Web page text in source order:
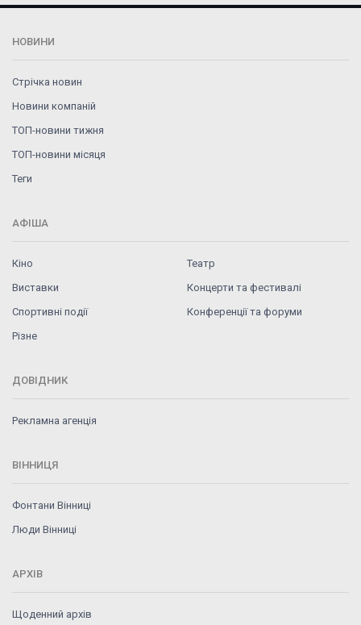
НОВИНИ
Стрічка новин
Новини компаній
ТОП-новини тижня
ТОП-новини місяця
Теги
АФІША
Кіно
Театр
Виставки
Концерти та фестивалі
Спортивні події
Конференції та форуми
Різне
ДОВІДНИК
Рекламна агенція
ВІННИЦЯ
Фонтани Вінниці
Люди Вінниці
АРХІВ
Щоденний архів